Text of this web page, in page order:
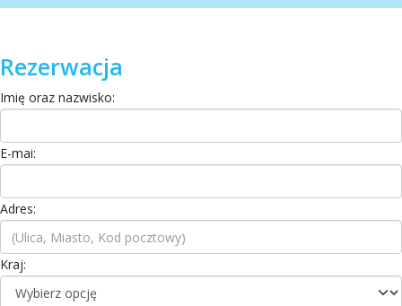
Rezerwacja
Imię oraz nazwisko:
E-mai:
Adres:
Kraj: